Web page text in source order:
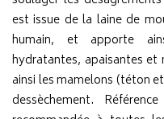
est issue de la laine de
humain, et apporte
hydratantes, apaisantes et
ainsi les mamelons (téton
dessèchement.